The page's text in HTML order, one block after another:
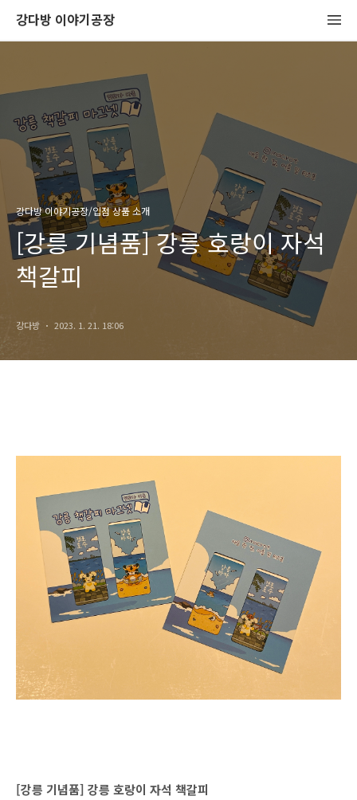
강다방 이야기공장
강다방 이야기공장/입점 상품 소개
[강릉 기념품] 강릉 호랑이 자석
책갈피
강다방 2023. 1. 21. 18:06
[강릉 기념품] 강릉 호랑이 자석 책갈피